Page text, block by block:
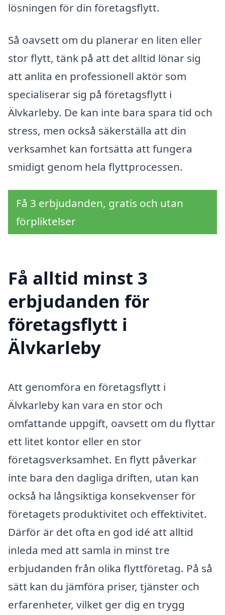
lösningen för din företagsflytt.
Så oavsett om du planerar en liten eller
stor flytt, tänk på att det alltid lönar sig
att anlita en professionell aktör som
specialiserar sig på företagsflytt i
Älvkarleby. De kan inte bara spara tid och
stress, men också säkerställa att din
verksamhet kan fortsätta att fungera
smidigt genom hela flyttprocessen.
Få 3 erbjudanden, gratis och utan
förpliktelser
Få alltid minst 3
erbjudanden för
företagsflytt i
Älvkarleby
Att genomföra en företagsflytt i
Älvkarleby kan vara en stor och
omfattande uppgift, oavsett om du flyttar
ett litet kontor eller en stor
företagsverksamhet. En flytt påverkar
inte bara den dagliga driften, utan kan
också ha långsiktiga konsekvenser för
företagets produktivitet och effektivitet.
Därför är det ofta en god idé att alltid
inleda med att samla in minst tre
erbjudanden från olika flyttföretag. På så
sätt kan du jämföra priser, tjänster och
erfarenheter, vilket ger dig en trygg